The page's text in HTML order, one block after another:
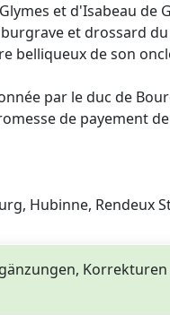
et d'Isabeau de
et drossard
belliqueux de son
par le duc de
de payement
Hubinne, Rendeux